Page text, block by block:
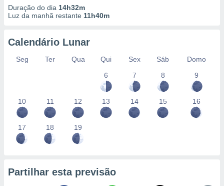
Duração do dia 14h32m
Luz da manhã restante 11h40m
Calendário Lunar
Seg Ter Qua Qui Sex Sáb
Domo
6
7 8 9
10 11 12 13 14 15 16
17 18 19
Partilhar esta previsão